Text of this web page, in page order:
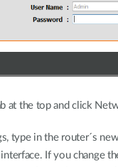
at the top and click
type in the router´s
If you change